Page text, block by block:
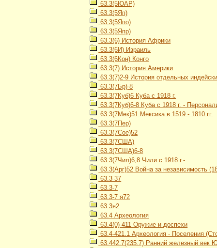
63.3(5ЮАР)
63.3(5Яп)
63.3(5Япо)
63.3(5Япр)
63.3(6) История Африки
63.3(6И) Израиль
63.3(6Кон) Конго
63.3(7) История Америки
63.3(7)2-9 История отдельных
63.3(7Бр)-8
63.3(7Куб)6 Куба с 1918 г.
63.3(7Куб)6-8 Куба с 1918 г. -
63.3(7Мек)51 Мексика в 1519 - 1810 гг.
63.3(7Пер)
63.3(7Сое)52
63.3(7США)
63.3(7США)6-8
63.3(7Чил)6,8 Чили с 1918 г.-
63.3(Арг)52 Война за независимость
63.3-37
63.3-7
63.3-7 я72
63.3я2
63.4 Археология
63.4(0)-411 Оружие и доспехи
63.4-421.1 Археология - Поселения
63.442.7(235.7) Ранний железный век